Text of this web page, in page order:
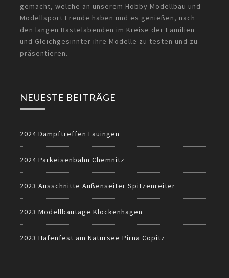
gemacht, welche an unserem Hobby Modellbau und
Modellsport Freude haben und es genießen, nach
den langen Bastelabenden im Kreise der Familien
und Gleichgesinnter ihre Modelle zu testen und zu
präsentieren.
NEUESTE BEITRÄGE
2024 Dampftreffen Lauingen
2024 Parkeisenbahn Chemnitz
2023 Ausschnitte Außenseiter Spitzenreiter
2023 Modellbautage Klockenhagen
2023 Hafenfest am Natursee Pirna Copitz